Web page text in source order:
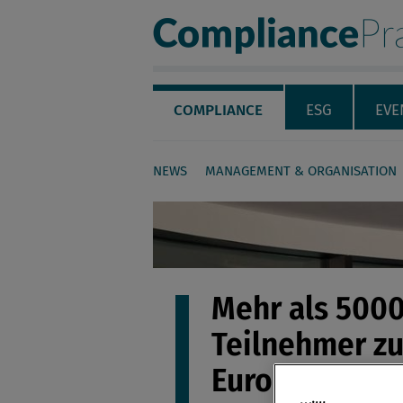
Compliance
Servicenavigation
Navigation
COMPLIANCE ESG
NEWS MANAGEMENT & ORGANISATION
Mehr als
Teilnehmer
European